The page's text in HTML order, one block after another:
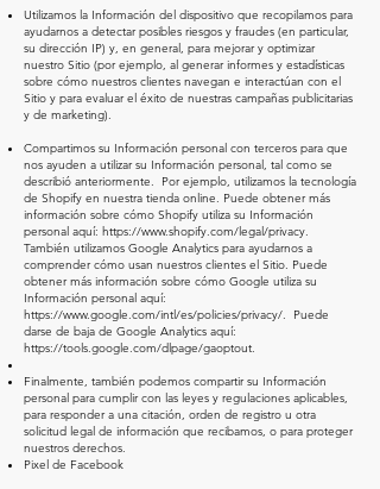
Utilizamos la Información del dispositivo que recopilamos para
ayudarnos a detectar posibles riesgos y fraudes (en particular,
su dirección IP) y, en general, para mejorar y optimizar
nuestro Sitio (por ejemplo, al generar informes y estadísticas
sobre cómo nuestros clientes navegan e interactúan con el
Sitio y para evaluar el éxito de nuestras campañas publicitarias
y de marketing).
Compartimos su Información personal con terceros para que
nos ayuden a utilizar su Información personal, tal como se
describió anteriormente. Por ejemplo, utilizamos la tecnología
de Shopify en nuestra tienda online. Puede obtener más
información sobre cómo Shopify utiliza su Información
personal aquí: https://www.shopify.com/legal/privacy.
También utilizamos Google Analytics para ayudarnos a
comprender cómo usan nuestros clientes el Sitio. Puede
obtener más información sobre cómo Google utiliza su
Información personal aquí:
https://www.google.com/intl/es/policies/privacy/.
Puede
darse de baja de Google Analytics aquí:
https://tools.google.com/dlpage/gaoptout.
Finalmente, también podemos compartir su Información
personal para cumplir con las leyes y regulaciones aplicables,
para responder a una citación, orden de registro u otra
solicitud legal de información que recibamos, o para proteger
nuestros derechos.
Pixel de Facebook